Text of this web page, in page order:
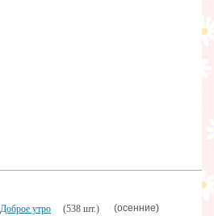
Доброе утро (538 шт.) (осенние)